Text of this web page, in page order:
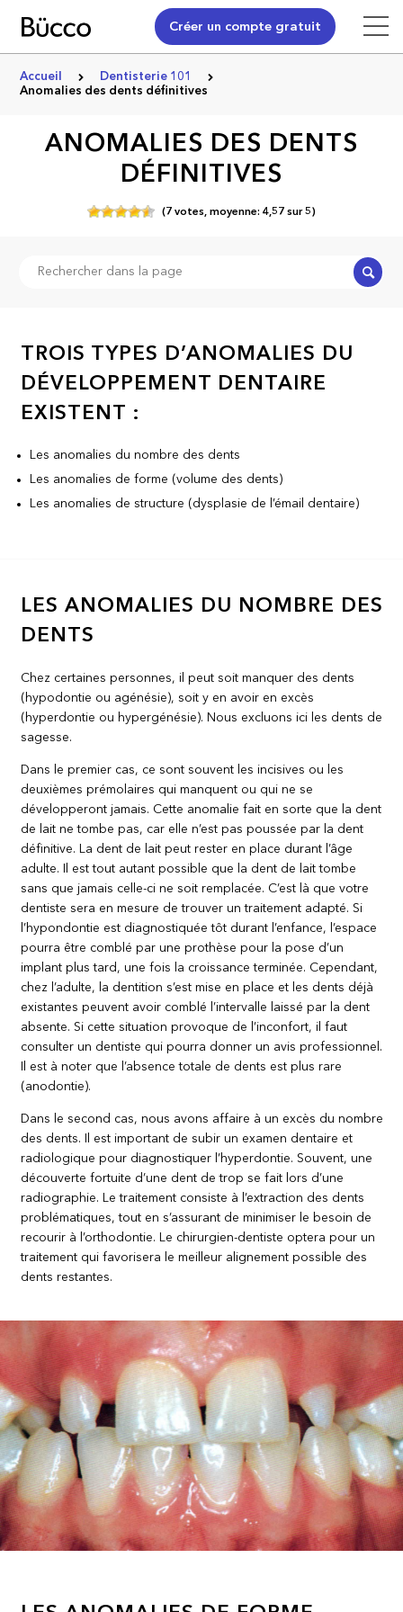
Créer un compte gratuit
Accueil
Dentisterie 101
Anomalies des dents définitives
ANOMALIES DES DENTS
DÉFINITIVES
(7 votes, moyenne: 4,57 sur5)
TROIS TYPES D’ANOMALIES DU
DÉVELOPPEMENT DENTAIRE
EXISTENT :
Les anomalies du nombre des dents
Les anomalies de forme (volume des dents)
Les anomalies de structure (dysplasie de l’émail dentaire)
LES ANOMALIES DU NOMBRE DES
DENTS
Chez certaines personnes, il peut soit manquer des dents
(hypodontie ou agénésie), soit y en avoir en excès
(hyperdontie ou hypergénésie). Nous excluons ici les dents de
sagesse.
Dans le premier cas, ce sont souvent les incisives ou les
deuxièmes prémolaires qui manquent ou qui ne se
développeront jamais. Cette anomalie fait en sorte que la dent
de lait ne tombe pas, car elle n’est pas poussée par la dent
définitive. La dent de lait peut rester en place durant l’âge
adulte. Il est tout autant possible que la dent de lait tombe
sans que jamais celle-ci ne soit remplacée. C’est là que votre
dentiste sera en mesure de trouver un traitement adapté. Si
l’hypondontie est diagnostiquée tôt durant l’enfance, l’espace
pourra être comblé par une prothèse pour la pose d’un
implant plus tard, une fois la croissance terminée. Cependant,
chez l’adulte, la dentition s’est mise en place et les dents déjà
existantes peuvent avoir comblé l’intervalle laissé par la dent
absente. Si cette situation provoque de l’inconfort, il faut
consulter un dentiste qui pourra donner un avis professionnel.
Il est à noter que l’absence totale de dents est plus rare
(anodontie).
Dans le second cas, nous avons affaire à un excès du nombre
des dents. Il est important de subir un examen dentaire et
radiologique pour diagnostiquer l’hyperdontie. Souvent, une
découverte fortuite d’une dent de trop se fait lors d’une
radiographie. Le traitement consiste à l’extraction des dents
problématiques, tout en s’assurant de minimiser le besoin de
recourir à l’orthodontie. Le chirurgien-dentiste optera pour un
traitement qui favorisera le meilleur alignement possible des
dents restantes.